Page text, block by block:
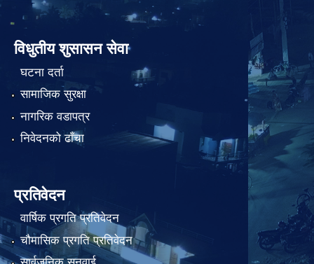
विधुतीय शुसासन सेवा
घटना दर्ता
सामाजिक सुरक्षा
नागरिक वडापत्र
निवेदनको ढाँचा
प्रतिवेदन
वार्षिक प्रगति प्रतिवेदन
चौमासिक प्रगति प्रतिवेदन